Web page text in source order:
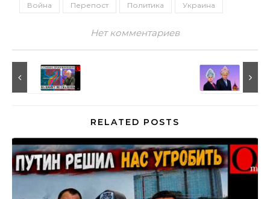
Война Перепост Политика Украина
Нет комментариев
RELATED POSTS